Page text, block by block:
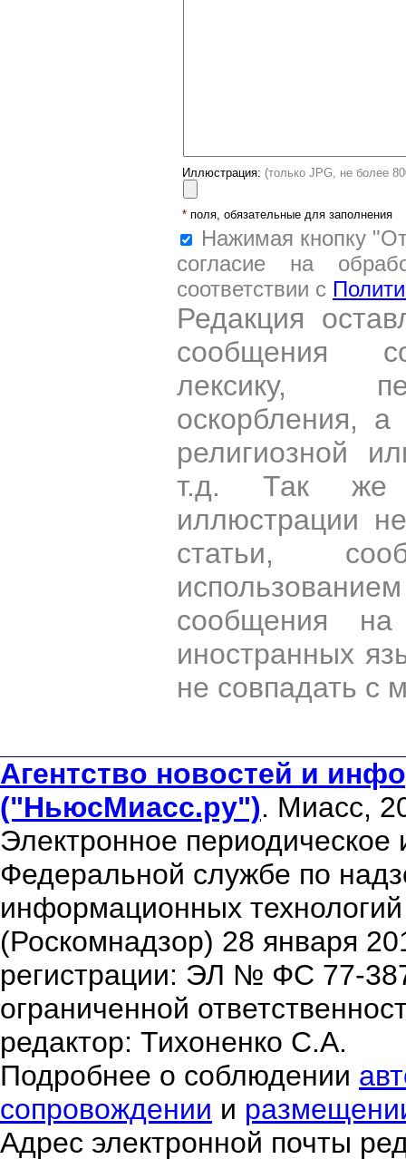
Иллюстрация: (только JPG, не более
* поля, обязательные для заполнения
Нажимая кнопку
согласие на
соответствии с
Редакция
сообщения
лексику,
оскорбления,
религиозной
т.д. Так же
иллюстрации
статьи,
сообщения
иностранных
не совпадать с
Агентство новостей и
("НьюсМиасс.ру"). Миасс,
Электронное периодическое
Федеральной службе по
информационных
(Роскомнадзор) 28 января
регистрации: ЭЛ № ФС 77-
ограниченной
редактор: Тихоненко С.А.
Подробнее о соблюдении
сопровождении и
Адрес электронной почты